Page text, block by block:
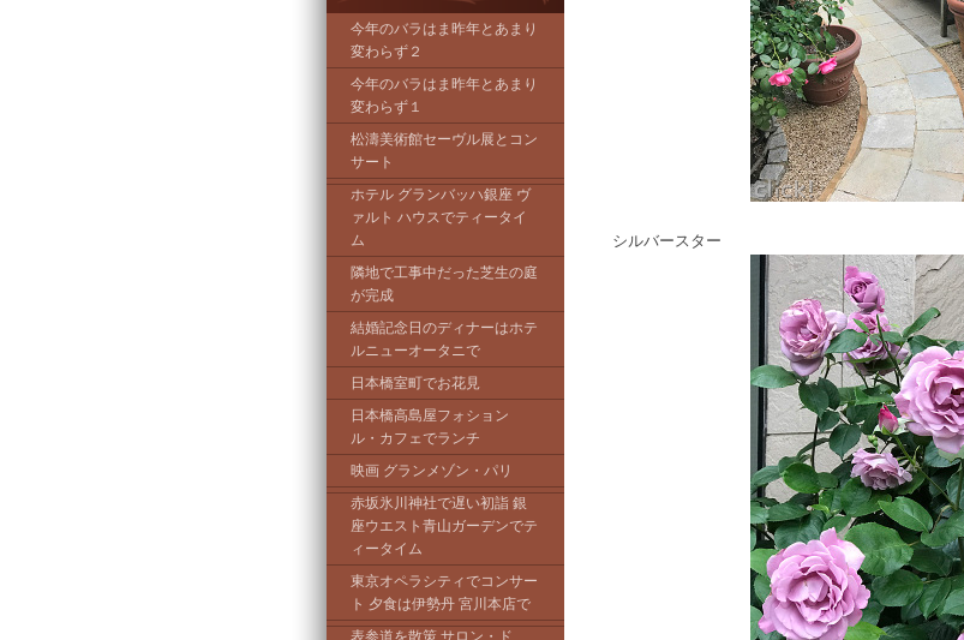
今年のバラはま昨年とあまり
変わらず２
今年のバラはま昨年とあまり
変わらず１
松濤美術館セーヴル展とコン
サート
ホテル グランバッハ銀座 ヴ
ァルト ハウスでティータイ
ム
隣地で工事中だった芝生の庭
が完成
結婚記念日のディナーはホテ
ルニューオータニで
日本橋室町でお花見
日本橋高島屋フォション
ル・カフェでランチ
映画 グランメゾン・パリ
赤坂氷川神社で遅い初詣 銀
座ウエスト青山ガーデンでテ
ィータイム
東京オペラシティでコンサー
ト 夕食は伊勢丹 宮川本店で
表参道を散策 サロン・ド
シルバースター